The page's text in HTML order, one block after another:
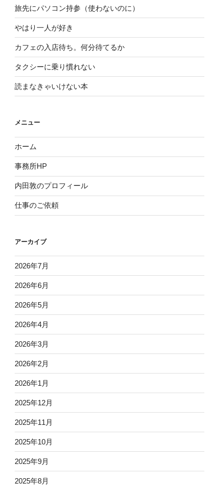
旅先にパソコン持参（使わないのに）
やはり一人が好き
カフェの入店待ち。何分待てるか
タクシーに乗り慣れない
読まなきゃいけない本
メニュー
ホーム
事務所HP
内田敦のプロフィール
仕事のご依頼
アーカイブ
2026年7月
2026年6月
2026年5月
2026年4月
2026年3月
2026年2月
2026年1月
2025年12月
2025年11月
2025年10月
2025年9月
2025年8月